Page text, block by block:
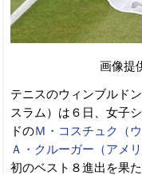
画像提
テニスのウィンブルド
スラム）は６日、女子
ドのＭ・コスチュク（ウ
Ａ・クルーガー（アメリ
初のベスト８進出を果た